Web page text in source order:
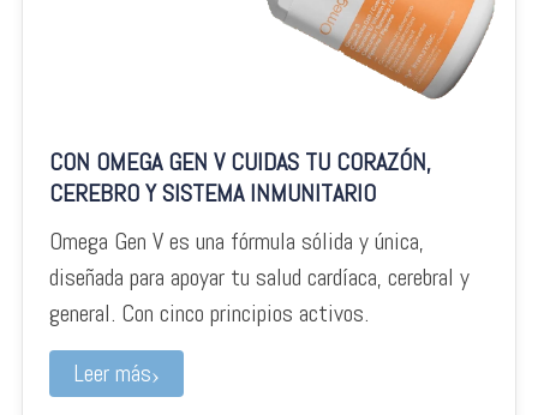
CON OMEGA GEN V CUIDAS TU CORAZÓN,
CEREBRO Y SISTEMA INMUNITARIO
Omega Gen V es una fórmula sólida y única,
diseñada para apoyar tu salud cardíaca, cerebral y
general. Con cinco principios activos.
Leer más